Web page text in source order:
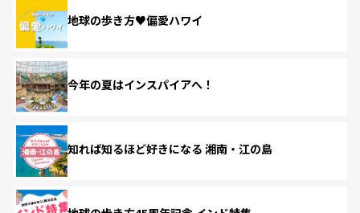
地球の歩き方♥偏愛ハワイ
今年の夏はインスパイアへ！
知れば知るほど好きになる 湘南・江の島